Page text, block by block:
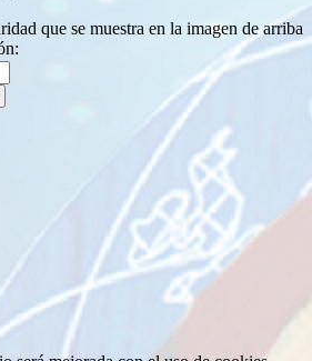
que se muestra en la imagen de arriba